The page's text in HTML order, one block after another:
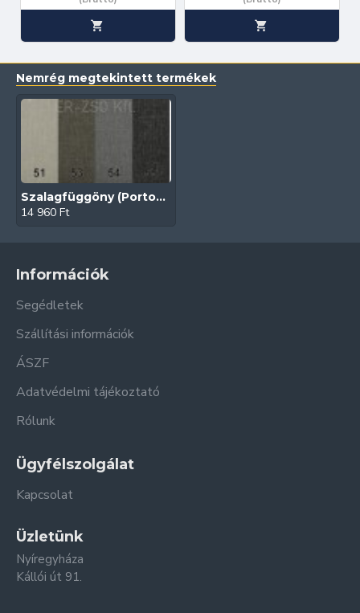
Nemrég megtekintett termékek
Szalagfüggöny (Portofino BO/89-127 mm)
14 960 Ft
Információk
Segédletek
Szállítási információk
ÁSZF
Adatvédelmi tájékoztató
Rólunk
Ügyfélszolgálat
Kapcsolat
Üzletünk
Nyíregyháza
Kállói út 91.